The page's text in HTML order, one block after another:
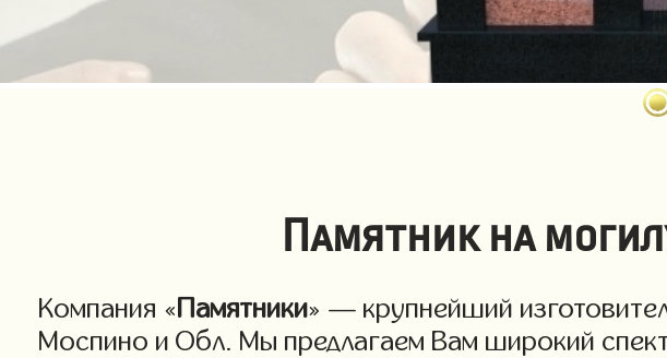
Памятник на
Компания « Памятники» — крупнейший
Моспино и Обл. Мы предлагаем Вам широкий